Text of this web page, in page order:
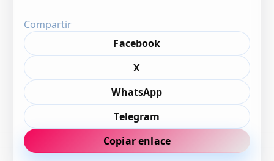
Compartir
Facebook
X
WhatsApp
Telegram
Copiar enlace